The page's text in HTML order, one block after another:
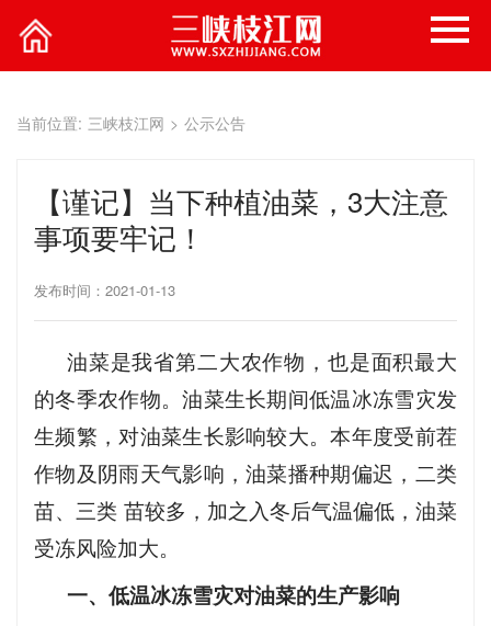
当前位置: 三峡枝江网 > 公示公告
【谨记】当下种植油菜，3大注意
事项要牢记！
发布时间：2021-01-13
油菜是我省第二大农作物，也是面积最大
的冬季农作物。油菜生长期间低温冰冻雪灾发
生频繁，对油菜生长影响较大。本年度受前茬
作物及阴雨天气影响，油菜播种期偏迟，二类
苗、三类 苗较多，加之入冬后气温偏低，油菜
受冻风险加大。
一、低温冰冻雪灾对油菜的生产影响